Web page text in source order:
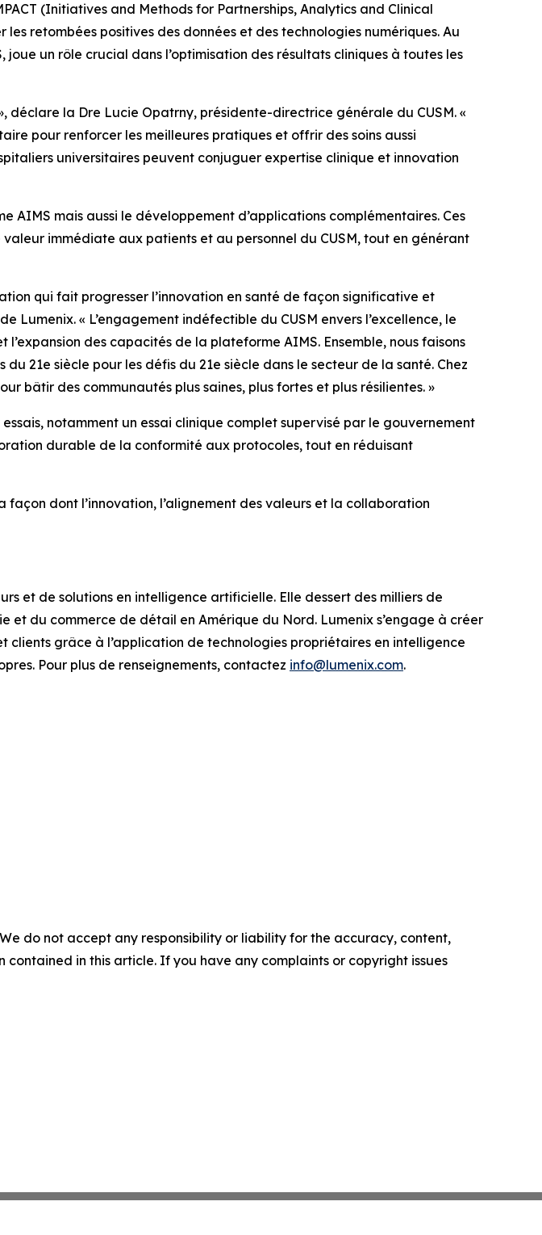
(Initiatives and Methods for Partnerships, Analytics and Clinical
retombées positives des données et des technologies numériques. Au
un rôle crucial dans l’optimisation des résultats cliniques à toutes les
la Dre Lucie Opatrny, présidente-directrice générale du CUSM. «
pour renforcer les meilleures pratiques et offrir des soins aussi
universitaires peuvent conjuguer expertise clinique et innovation
AIMS mais aussi le développement d’applications complémentaires. Ces
immédiate aux patients et au personnel du CUSM, tout en générant
qui fait progresser l’innovation en santé de façon significative et
« L’engagement indéfectible du CUSM envers l’excellence, le
des capacités de la plateforme AIMS. Ensemble, nous faisons
21e siècle pour les défis du 21e siècle dans le secteur de la santé. Chez
bâtir des communautés plus saines, plus fortes et plus résilientes. »
notamment un essai clinique complet supervisé par le gouvernement
durable de la conformité aux protocoles, tout en réduisant
dont l’innovation, l’alignement des valeurs et la collaboration
et de solutions en intelligence artificielle. Elle dessert des milliers de
et du commerce de détail en Amérique du Nord. Lumenix s’engage à créer
grâce à l’application de technologies propriétaires en intelligence
Pour plus de renseignements, contactez info@lumenix.com.
do not accept any responsibility or liability for the accuracy, content,
in this article. If you have any complaints or copyright issues